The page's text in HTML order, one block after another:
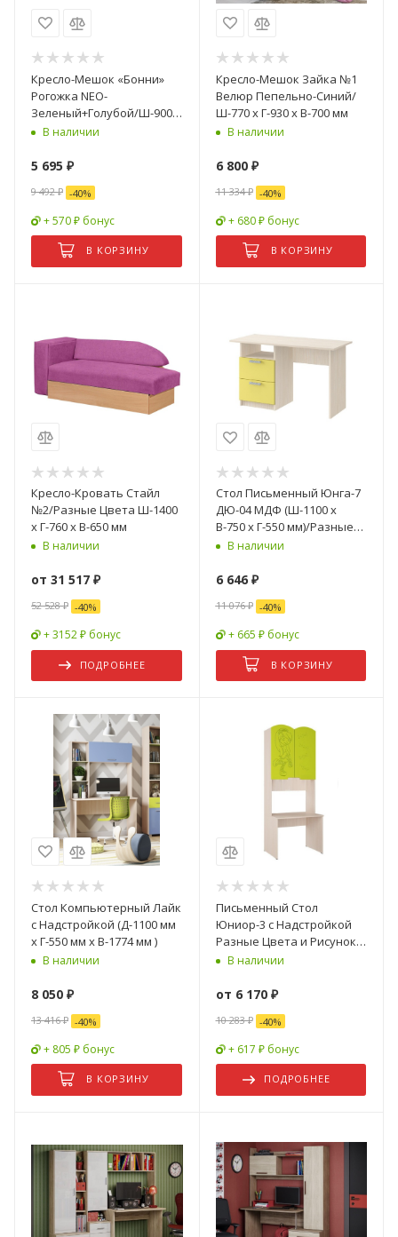
Кресло-Мешок «Бонни»
Рогожка NEO-
Зеленый+Голубой/Ш-900 x
Г-900 х В-900 мм
В наличии
5 695 ₽
9 492₽ -40%
+ 570 ₽ бонус
В КОРЗИНУ
Кресло-Мешок Зайка №1
Велюр Пепельно-Синий/
Ш-770 x Г-930 х В-700 мм
В наличии
6 800₽
11 334₽ -40%
+ 680 ₽ бонус
В КОРЗИНУ
Кресло-Кровать Стайл
№2/Разные Цвета Ш-1400
х Г-760 х В-650 мм
В наличии
от 31 517 ₽
52 528 ₽ -40%
+ 3152 ₽ бонус
ПОДРОБНЕЕ
Стол Письменный Юнга-7
ДЮ-04 МДФ (Ш-1100 x
В-750 x Г-550 мм)/Разные
Цвета
В наличии
6 646₽
11 076₽ -40%
+ 665 ₽ бонус
В КОРЗИНУ
Стол Компьютерный Лайк
с Надстройкой (Д-1100 мм
x Г-550 мм х В-1774 мм )
В наличии
8 050 ₽
13 416₽ -40%
+ 805 ₽ бонус
В КОРЗИНУ
Письменный Стол
Юниор-3 с Надстройкой
Разные Цвета и Рисунок/
Ш-700 мм x Г-1800 мм х
В наличии
от 6 170 ₽
10 283 ₽ -40%
+ 617 ₽ бонус
ПОДРОБНЕЕ